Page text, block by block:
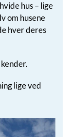
hus – lige
om husene
hver deres
lige ved